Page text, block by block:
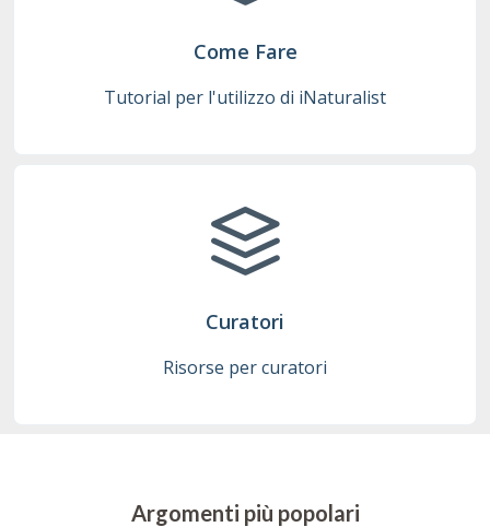
Come Fare
Tutorial per l'utilizzo di iNaturalist
Curatori
Risorse per curatori
Argomenti più popolari